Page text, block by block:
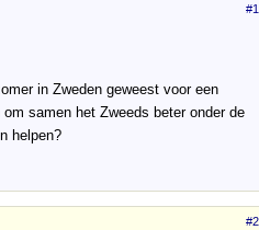
#1
in Zweden geweest voor een
samen het Zweeds beter onder de
helpen?
#2